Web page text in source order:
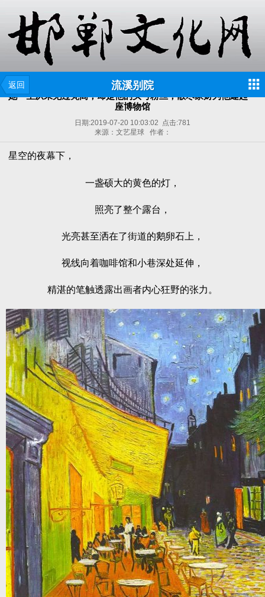
返回 流溪别院
她一生从未见过梵高，却是他的头号粉丝，散尽家财为他建起一
座博物馆
日期:2019-07-20 10:03:02 点击:781
来源：文艺星球 作者：
星空的夜幕下，
一盏硕大的黄色的灯，
照亮了整个露台，
光亮甚至洒在了街道的鹅卵石上，
视线向着咖啡馆和小巷深处延伸，
精湛的笔触透露出画者内心狂野的张力。